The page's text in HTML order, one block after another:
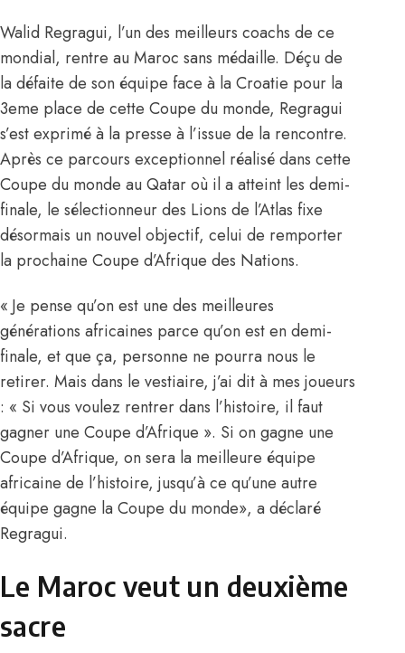
Walid Regragui, l’un des meilleurs coachs de ce
mondial, rentre au Maroc sans médaille. Déçu de
la défaite de son équipe face à la Croatie pour la
3eme place de cette Coupe du monde, Regragui
s’est exprimé à la presse à l’issue de la rencontre.
Après ce parcours exceptionnel réalisé dans cette
Coupe du monde au Qatar où il a atteint les demi-
finale, le sélectionneur des Lions de l’Atlas fixe
désormais un nouvel objectif, celui de remporter
la prochaine Coupe d’Afrique des Nations.
« Je pense qu’on est une des meilleures
générations africaines parce qu’on est en demi-
finale, et que ça, personne ne pourra nous le
retirer. Mais dans le vestiaire, j’ai dit à mes joueurs
: « Si vous voulez rentrer dans l’histoire, il faut
gagner une Coupe d’Afrique ». Si on gagne une
Coupe d’Afrique, on sera la meilleure équipe
africaine de l’histoire, jusqu’à ce qu’une autre
équipe gagne la Coupe du monde», a déclaré
Regragui.
Le Maroc veut un deuxième
sacre